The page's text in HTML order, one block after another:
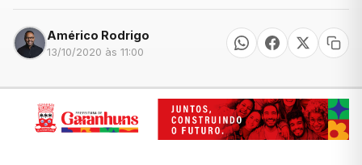
Américo Rodrigo
13/10/2020 às 11:00